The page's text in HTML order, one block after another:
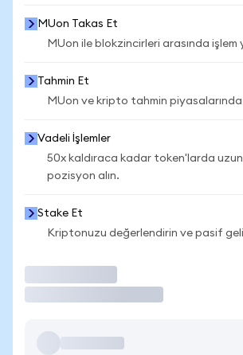
MUon Takas Et
MUon ile blokzincirleri arasında işlem
Tahmin Et
MUon ve kripto tahmin piyasalarında
Vadeli İşlemler
50x kaldıraca kadar token'larda uzun
pozisyon alın.
Stake Et
Kriptonuzu değerlendirin ve pasif